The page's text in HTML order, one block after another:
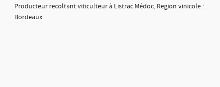
Producteur recoltant viticulteur à Listrac Médoc, Region vinicole :
Bordeaux